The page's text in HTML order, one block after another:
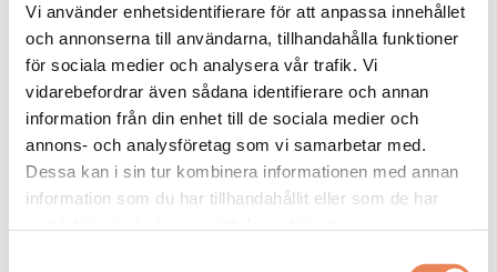
Vi använder enhetsidentifierare för att anpassa innehållet
och annonserna till användarna, tillhandahålla funktioner
för sociala medier och analysera vår trafik. Vi
vidarebefordrar även sådana identifierare och annan
information från din enhet till de sociala medier och
annons- och analysföretag som vi samarbetar med.
Dessa kan i sin tur kombinera informationen med annan
information som du har tillhandahållit eller som de har
DAGAR KVAR:
28